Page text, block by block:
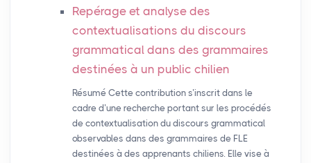
Repérage et analyse des
contextualisations du discours
grammatical dans des grammaires
destinées à un public chilien
Résumé Cette contribution s’inscrit dans le
cadre d’une recherche portant sur les procédés
de contextualisation du discours grammatical
observables dans des grammaires de FLE
destinées à des apprenants chiliens. Elle vise à